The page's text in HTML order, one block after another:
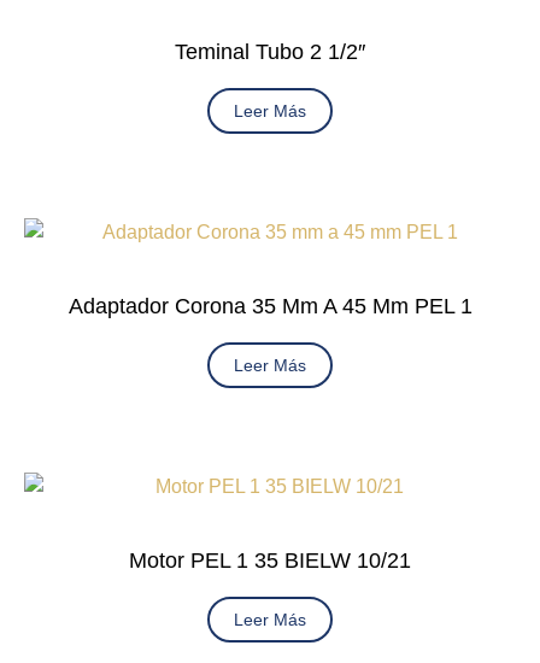
Teminal Tubo 2 1/2″
Leer Más
Adaptador Corona 35 Mm A 45 Mm PEL 1
Leer Más
Motor PEL 1 35 BIELW 10/21
Leer Más